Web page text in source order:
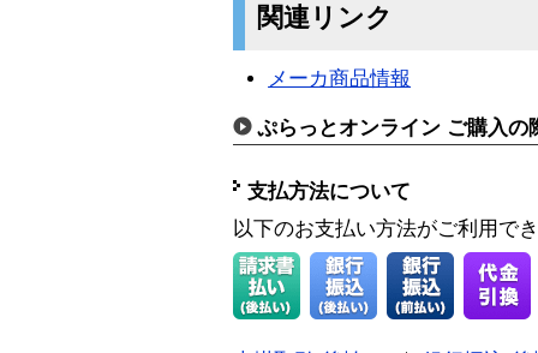
関連リンク
メーカ商品情報
ぷらっとオンライン ご購入の
支払方法について
以下のお支払い方法がご利用で